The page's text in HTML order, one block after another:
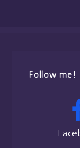
Follow me!